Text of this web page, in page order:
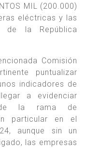
MIL (200.000)
eléctricas y las
de la República
Comisión
puntualizar
indicadores de
a evidenciar
de la rama de
particular en el
aunque sin un
las empresas